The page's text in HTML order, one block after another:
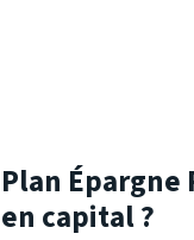
Plan
en capital ?